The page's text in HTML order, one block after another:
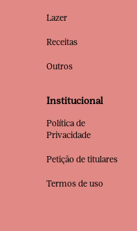
Lazer
Receitas
Outros
Institucional
Política de
Privacidade
Petição de titulares
Termos de uso